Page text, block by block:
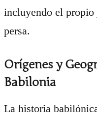
incluyendo el
persa.
Orígenes y
Babilonia
La historia